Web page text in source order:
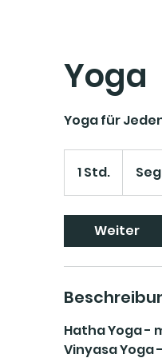
Yoga
Yoga für
1 Std.
S
t
d
Weiter
Hatha Yoga -
Vinyasa Yoga